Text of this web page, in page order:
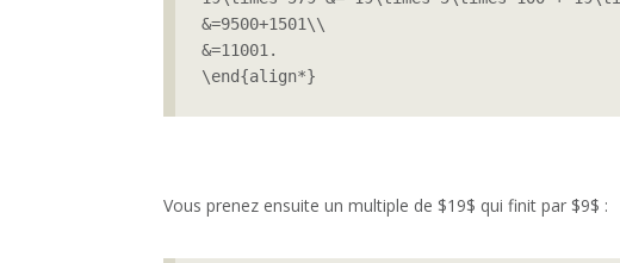
&=9500+1501\\
&=11001.
\end{align*}
Vous prenez ensuite un multiple de $19$ qui finit par $9$ :